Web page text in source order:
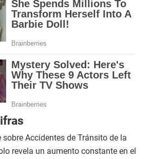
sobre Accidentes de Tránsito de la
revela un aumento constante en el